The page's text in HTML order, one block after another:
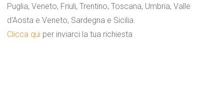
Puglia, Veneto, Friuli, Trentino, Toscana, Umbria, Valle
d’Aosta e Veneto, Sardegna e Sicilia.
Clicca qui per inviarci la tua richiesta